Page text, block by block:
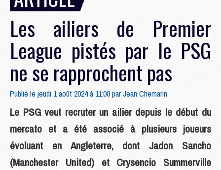
Les ailiers de Premier
League pistés par le PSG
ne se rapprochent pas
Publié le jeudi 1 août 2024 à 11:00 parJean Chemarin
Le PSG veut recruter un ailier depuis le début du
mercato et a été associé à plusieurs joueurs
évoluant en Angleterre, dont Jadon Sancho
(Manchester United) et Crysencio Summerville